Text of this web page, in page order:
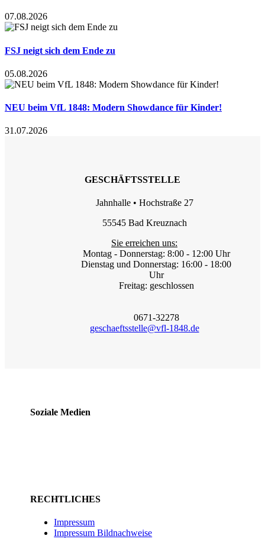
07.08.2026
FSJ neigt sich dem Ende zu
05.08.2026
NEU beim VfL 1848: Modern Showdance für Kinder!
31.07.2026
GESCHÄFTSSTELLE
Jahnhalle • Hochstraße 27
55545 Bad Kreuznach
Sie erreichen uns:
Montag - Donnerstag: 8:00 - 12:00 Uhr
Dienstag und Donnerstag: 16:00 - 18:00
Uhr
Freitag: geschlossen
0671-32278
geschaeftsstelle@vfl-1848.de
Soziale Medien
RECHTLICHES
Impressum
Impressum Bildnachweise